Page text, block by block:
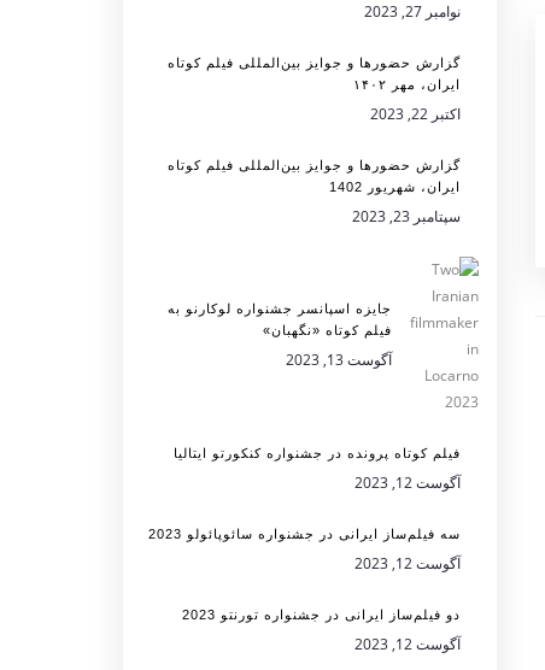
نوامبر 27, 2023
گزارش حضورها و جوایز بین‌المللی فیلم کوتاه
ایران، مهر ۱۴۰۲
اکتبر 22, 2023
گزارش حضورها و جوایز بین‌المللی فیلم کوتاه
ایران، شهریور 1402
سپتامبر 23, 2023
جایزه اسپانسر جشنواره لوکارنو به
فیلم کوتاه «نگهبان»
آگوست 13, 2023
فیلم کوتاه پرونده در جشنواره کنکورتو ایتالیا
آگوست 12, 2023
سه فیلم‌ساز ایرانی در جشنواره سائوپائولو 2023
آگوست 12, 2023
دو فیلم‌ساز ایرانی در جشنواره تورنتو 2023
آگوست 12, 2023